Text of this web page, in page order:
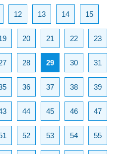
12 13 14 15
20 21 22 23
28 29 30 31
36 37 38 39
44 45 46 47
52 53 54 55